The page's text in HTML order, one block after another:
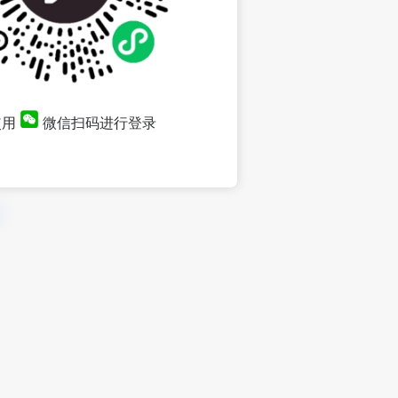
微信扫码进行登录